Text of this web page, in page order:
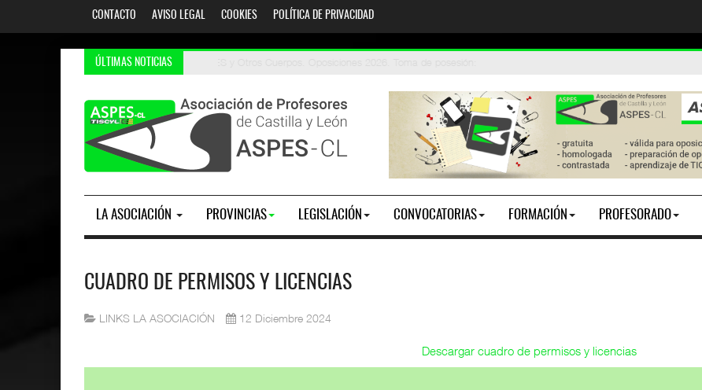
CONTACTO AVISO LEGAL COOKIES POLÍTICA DE PRIVACIDAD
ÚLTIMAS NOTICIAS
LA ASOCIACIÓN PROVINCIAS LEGISLACIÓN CONVOCATORIAS FORMACIÓN PROFESORADO
CUADRO DE PERMISOS Y LICENCIAS
LINKS LA ASOCIACIÓN 12 Diciembre 2024
Descargar cuadro de permisos y licencias